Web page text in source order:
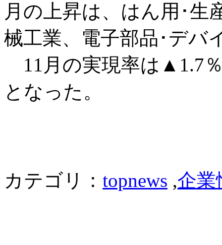
月の上昇は、はん用･生
械工業、電子部品･デバ
11月の実現率は▲1.7
となった。
カテゴリ： topnews ,企業